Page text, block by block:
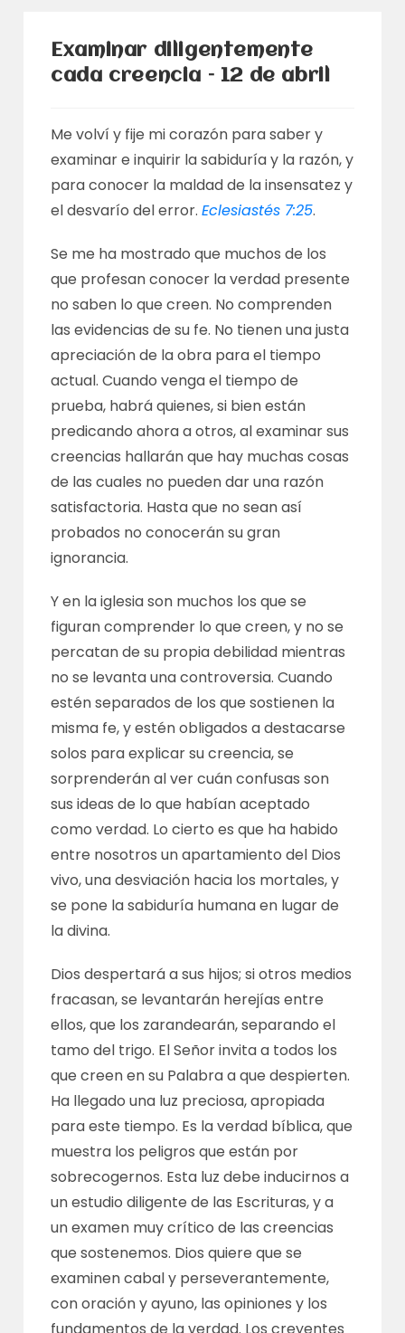
Examinar diligentemente
cada creencia – 12 de abril
Me volví y fije mi corazón para saber y
examinar e inquirir la sabiduría y la razón, y
para conocer la maldad de la insensatez y
el desvarío del error.Eclesiastés 7:25.
Se me ha mostrado que muchos de los
que profesan conocer la verdad presente
no saben lo que creen. No comprenden
las evidencias de su fe. No tienen una justa
apreciación de la obra para el tiempo
actual. Cuando venga el tiempo de
prueba, habrá quienes, si bien están
predicando ahora a otros, al examinar sus
creencias hallarán que hay muchas cosas
de las cuales no pueden dar una razón
satisfactoria. Hasta que no sean así
probados no conocerán su gran
ignorancia.
Y en la iglesia son muchos los que se
figuran comprender lo que creen, y no se
percatan de su propia debilidad mientras
no se levanta una controversia. Cuando
estén separados de los que sostienen la
misma fe, y estén obligados a destacarse
solos para explicar su creencia, se
sorprenderán al ver cuán confusas son
sus ideas de lo que habían aceptado
como verdad. Lo cierto es que ha habido
entre nosotros un apartamiento del Dios
vivo, una desviación hacia los mortales, y
se pone la sabiduría humana en lugar de
la divina.
Dios despertará a sus hijos; si otros medios
fracasan, se levantarán herejías entre
ellos, que los zarandearán, separando el
tamo del trigo. El Señor invita a todos los
que creen en su Palabra a que despierten.
Ha llegado una luz preciosa, apropiada
para este tiempo. Es la verdad bíblica, que
muestra los peligros que están por
sobrecogernos. Esta luz debe inducirnos a
un estudio diligente de las Escrituras, y a
un examen muy crítico de las creencias
que sostenemos. Dios quiere que se
examinen cabal y perseverantemente,
con oración y ayuno, las opiniones y los